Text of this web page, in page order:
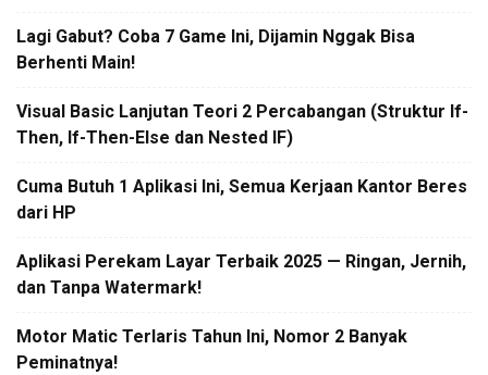
Lagi Gabut? Coba 7 Game Ini, Dijamin Nggak Bisa
Berhenti Main!
Visual Basic Lanjutan Teori 2 Percabangan (Struktur If-
Then, If-Then-Else dan Nested IF)
Cuma Butuh 1 Aplikasi Ini, Semua Kerjaan Kantor Beres
dari HP
Aplikasi Perekam Layar Terbaik 2025 — Ringan, Jernih,
dan Tanpa Watermark!
Motor Matic Terlaris Tahun Ini, Nomor 2 Banyak
Peminatnya!